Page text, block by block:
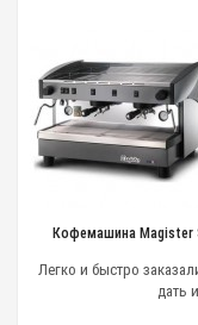
марок
На
Кофемашина Magister
Легко и быстро
дать